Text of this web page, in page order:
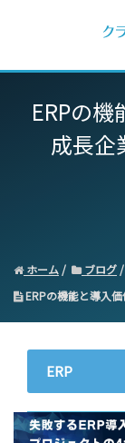
ERPの機
成長企
ホーム ブログ
ERPの機能と導入
ERP
ERP